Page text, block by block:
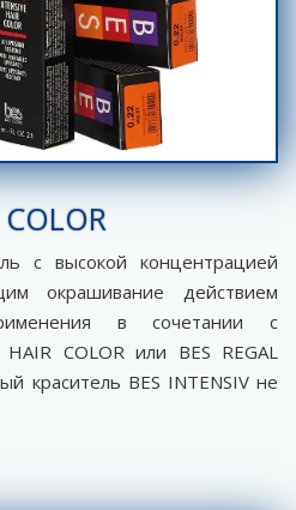
с высокой концентрацией
окрашивание действием
в сочетании с
COLOR или BES REGAL
краситель BES INTENSIV не